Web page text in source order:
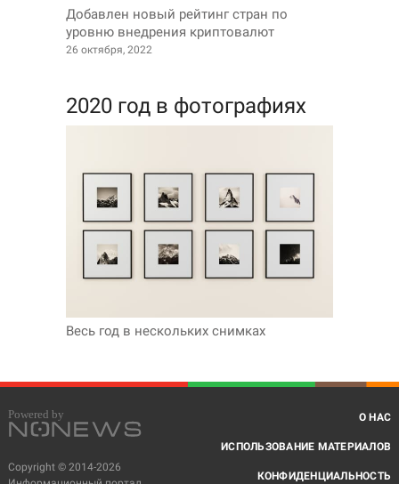
Добавлен новый рейтинг стран по
уровню внедрения криптовалют
26 октября, 2022
2020 год в фотографиях
Весь год в нескольких снимках
Copyright © 2014-2026
О НАС
ИСПОЛЬЗОВАНИЕ МАТЕРИАЛОВ
КОНФИДЕНЦИАЛЬНОСТЬ